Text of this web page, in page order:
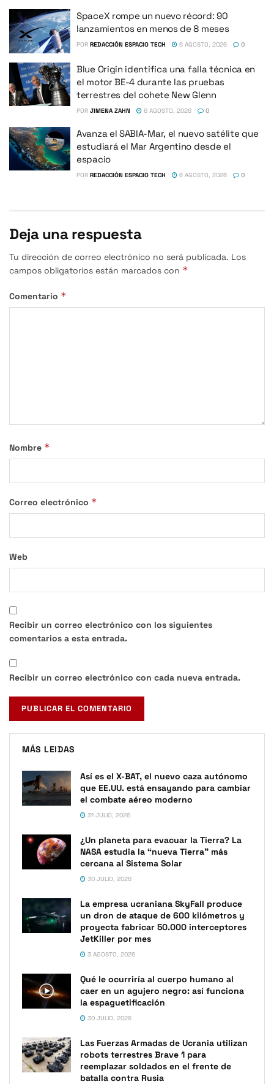
SpaceX rompe un nuevo récord: 90
lanzamientos en menos de 8 meses
POR REDACCIÓN ESPACIO TECH 6 AGOSTO, 2026 0
Blue Origin identifica una falla técnica en
el motor BE-4 durante las pruebas
terrestres del cohete New Glenn
POR JIMENA ZAHN 6 AGOSTO, 2026 0
Avanza el SABIA-Mar, el nuevo satélite que
estudiará el Mar Argentino desde el
espacio
POR REDACCIÓN ESPACIO TECH 6 AGOSTO, 2026 0
Deja una respuesta
Tu dirección de correo electrónico no será publicada. Los
campos obligatorios están marcados con *
Comentario *
Nombre *
Correo electrónico *
Web
Recibir un correo electrónico con los siguientes
comentarios a esta entrada.
Recibir un correo electrónico con cada nueva entrada.
MÁS LEIDAS
Así es el X-BAT, el nuevo caza autónomo
que EE.UU. está ensayando para cambiar
el combate aéreo moderno
31 JULIO, 2026
¿Un planeta para evacuar la Tierra? La
NASA estudia la “nueva Tierra” más
cercana al Sistema Solar
30 JULIO, 2026
La empresa ucraniana SkyFall produce
un dron de ataque de 600 kilómetros y
proyecta fabricar 50.000 interceptores
JetKiller por mes
3 AGOSTO, 2026
Qué le ocurriría al cuerpo humano al
caer en un agujero negro: así funciona
la espaguetificación
30 JULIO, 2026
Las Fuerzas Armadas de Ucrania utilizan
robots terrestres Brave 1 para
reemplazar soldados en el frente de
batalla contra Rusia